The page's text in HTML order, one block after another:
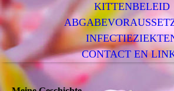
KITTENBELEID
CONTACT EN